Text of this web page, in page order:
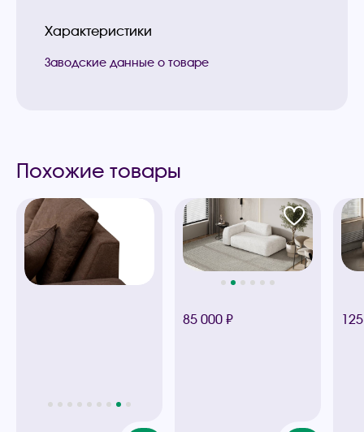
Характеристики
Заводские данные о товаре
Похожие товары
85 000 ₽